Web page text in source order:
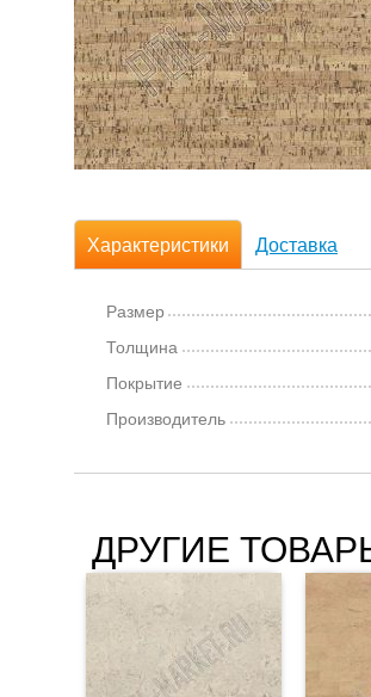
Характеристики Доставка
Размер
Толщина
Покрытие
Производитель
ДРУГИЕ